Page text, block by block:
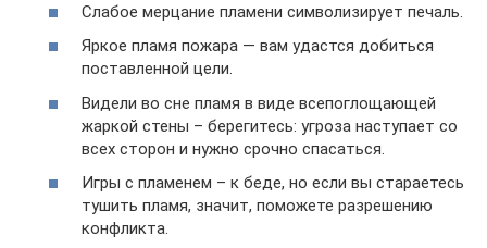
Слабое мерцание пламени символизирует печаль.
Яркое пламя пожара — вам удастся добиться
поставленной цели.
Видели во сне пламя в виде всепоглощающей
жаркой стены – берегитесь: угроза наступает со
всех сторон и нужно срочно спасаться.
Игры с пламенем – к беде, но если вы стараетесь
тушить пламя, значит, поможете разрешению
конфликта.